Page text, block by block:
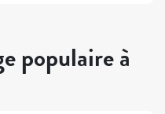
populaire à